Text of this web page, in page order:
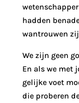
hadden
wantrouwen
We zijn geen
En als we met
gelijke voet
die proberen